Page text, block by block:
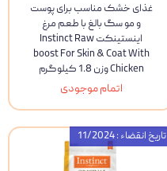
غذای خشک مناسب برای پوست
و مو سگ بالغ با طعم مرغ
اینستینکت Instinct Raw
boost For Skin & Coat With
Chicken وزن 1.8 کیلوگرم
اتمام موجودی
تاریخ انقضاء : 11/2024